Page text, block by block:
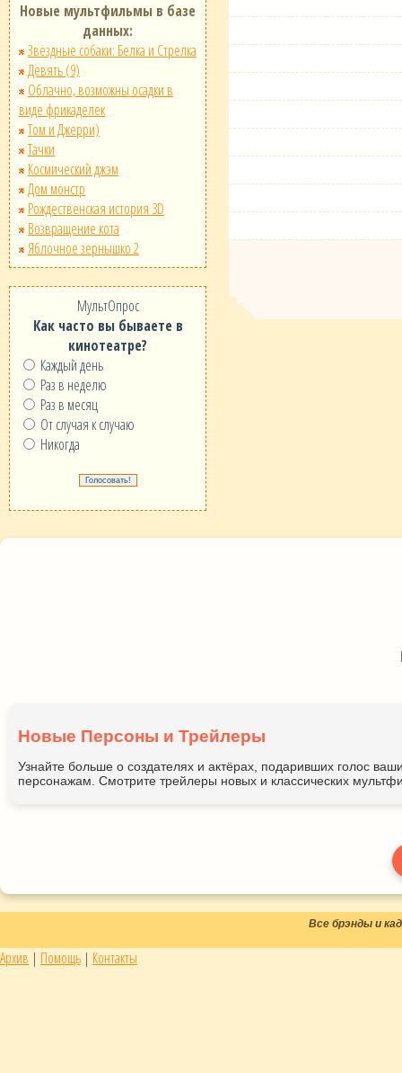
Новые мультфильмы в базе
данных:
Звёздные собаки: Белка и Стрелка
Девять (9)
Облачно, возможны осадки в
виде фрикаделек
Том и Джерри)
Тачки
Космический джэм
Дом монстр
Рождественская история 3D
Возвращение кота
Яблочное зернышко 2
МультОпрос
Как часто вы бываете в
кинотеатре?
Каждый день
Раз в неделю
Раз в месяц
От случая к случаю
Никогда
Новые Персоны и Трейлеры
Узнайте больше о создателях и актёрах, подаривших голос
персонажам. Смотрите трейлеры новых и классических
Все брэнды и
Архив | Помощь | Контакты